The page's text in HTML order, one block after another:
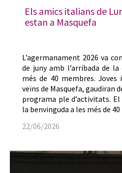
Els amics italians de
estan a Masquefa
L’agermanament 2026 va
de juny amb l’arribada de
més de 40 membres.
veïns de Masquefa, gaudiran
programa ple d’activitats.
la benvinguda a les més de
22/06/2026